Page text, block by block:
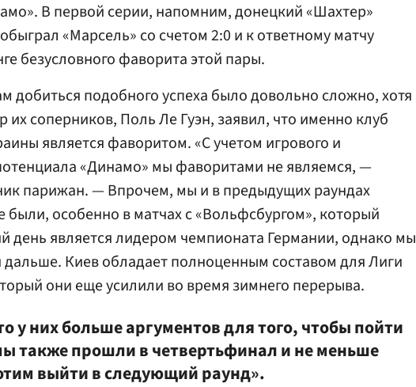
В первой серии, напомним, донецкий «Шахтер»
«Марсель» со счетом 2:0 и к ответному матчу
безусловного фаворита этой пары.
добиться подобного успеха было довольно сложно, хотя
их соперников, Поль Ле Гуэн, заявил, что именно клуб
является фаворитом. «С учетом игрового и
«Динамо» мы фаворитами не являемся, —
парижан. — Впрочем, мы и в предыдущих раундах
были, особенно в матчах с «Вольфсбургом», который
день является лидером чемпионата Германии, однако мы
дальше. Киев обладает полноценным составом для Лиги
они еще усилили во время зимнего перерыва.
у них больше аргументов для того, чтобы пойти
также прошли в четвертьфинал и не меньше
выйти в следующий раунд».